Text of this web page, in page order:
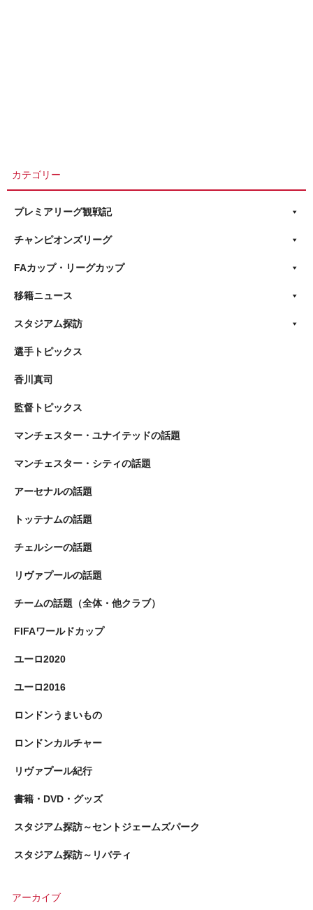
カテゴリー
プレミアリーグ観戦記
チャンピオンズリーグ
FAカップ・リーグカップ
移籍ニュース
スタジアム探訪
選手トピックス
香川真司
監督トピックス
マンチェスター・ユナイテッドの話題
マンチェスター・シティの話題
アーセナルの話題
トッテナムの話題
チェルシーの話題
リヴァプールの話題
チームの話題（全体・他クラブ）
FIFAワールドカップ
ユーロ2020
ユーロ2016
ロンドンうまいもの
ロンドンカルチャー
リヴァプール紀行
書籍・DVD・グッズ
スタジアム探訪～セントジェームズパーク
スタジアム探訪～リバティ
アーカイブ